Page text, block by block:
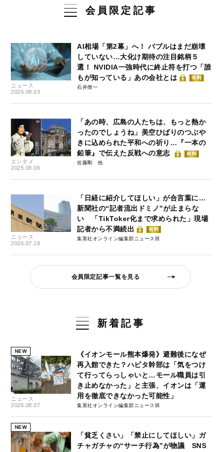
会員限定記事
ニュース
2026.08.03
AI相場「第2幕」へ！ バブルはまだ崩壊
していない…大化け期待の注目銘柄５
選！ NVIDIA一強時代に終止符を打つ「誰
もが知っている」あの会社とは
有料
石井僚一
エンタメ
2025.08.06
「あの時、広島の人たちは、もっと熱か
ったのでしょうね」美空ひばりのつぶや
きに込められた平和への祈り…『一本の
鉛筆』で伝えた反戦への意志
有料
佐藤剛
ニュース
2026.07.18
「日経に紹介してほしい」が合言葉に…
新聞社の“記者流出ドミノ”が止まらな
い 「TikToker化まで求められた」現場
記者から不満続出
有料
集英社オンライン編集部ニュース班
会員限定記事一覧を見る
新着記事
NEW
ニュース
2026.08.07
《イオンモール熊本爆発》避難後になぜ
再入館できた？ハビタ幹部は「気をつけ
て行ってらっしゃいと…モール職員は引
き止めなかった」と主張、イオンは「運
用を徹底できなかった可能性」
集英社オンライン編集部ニュース班
NEW
「貧乏くさい」「禁止にしてほしい」ガ
チャガチャの“サーチ行為”が物議 SNS